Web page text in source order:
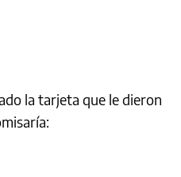
la tarjeta que le dieron